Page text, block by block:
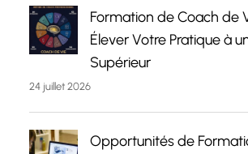
Formation de Coach de
Élever Votre Pratique à
Supérieur
24 juillet 2026
Opportunités de